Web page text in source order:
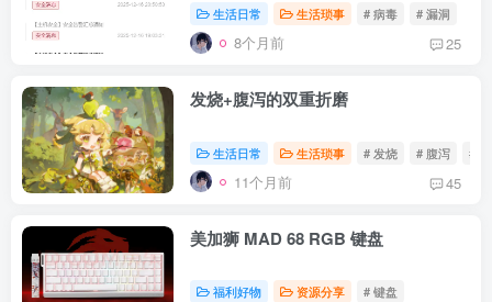
生活日常 生活琐事 # 病毒 # 漏洞
8个月前 25
发烧+腹泻的双重折磨
生活日常 生活琐事 # 发烧 # 腹泻 #
11个月前 45
美加狮 MAD 68 RGB 键盘
福利好物 资源分享 # 键盘